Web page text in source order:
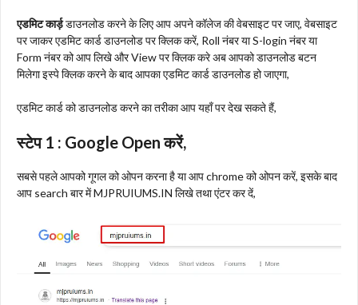
एडमिट कार्ड़डाउनलोड करने के लिए आप अपने कॉलेज की वेबसाइट पर जाए, वेबसाइट
पर जाकर एडमिट कार्ड डाउनलोड पर क्लिक करें, Roll नंबर या S-login नंबर या
Form नंबर को आप लिखे और View पर क्लिक करे अब आपको डाउनलोड बटन
मिलेगा इस्पे क्लिक करने के बाद आपका एडमिट कार्ड डाउनलोड हो जाएगा,
एडमिट कार्ड को डाउनलोड करने का तरीका आप यहाँ पर देख सकते हैं,
स्टेप 1 : Google Open करें,
सबसे पहले आपको गूगल को ओपन करना है या आप chrome को ओपन करें, इसके बाद
आप search बार में MJPRUIUMS.IN लिखे तथा एंटर कर दें,